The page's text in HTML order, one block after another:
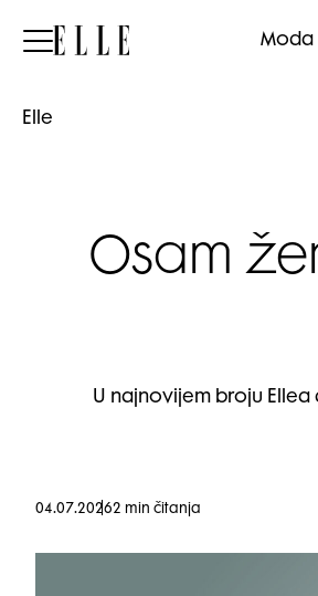
Elle Moda
Elle
Osam
U najnovijem broju
04.07.20262 min čitanja